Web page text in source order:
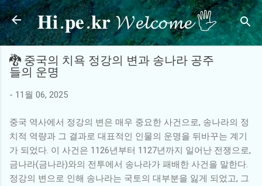
기본 콘텐츠로 건너뛰기
𝐇𝐢.𝐩𝐞.𝐤𝐫 𝓦𝓮𝓵𝓬𝓸𝓶𝓮 🖐
🐉 중국의 치욕 정강의 변과 송나라 공주
들의 운명
- 11월 06, 2025
중국 역사에서 정강의 변은 매우 중요한 사건으로, 송나라의 정
치적 역량과 그 결과로 대표적인 인물의 운명을 뒤바꾸는 계기
가 되었다. 이 사건은 1126년부터 1127년까지 일어난 전쟁으로,
금나라(금나라)와의 전투에서 송나라가 패배한 사건을 말한다.
정강의 변으로 인해 송나라는 국토의 대부분을 잃게 되었고, 그